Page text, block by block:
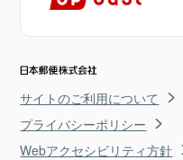
サイトのご利用について
プライバシーポリシー
Webアクセシビリティ方針